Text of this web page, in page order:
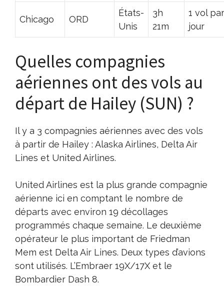
Chicago ORD
États-
Unis
3h
21m
1 vol par
jour
Quelles compagnies
aériennes ont des vols au
départ de Hailey (SUN) ?
Il y a 3 compagnies aériennes avec des vols
à partir de Hailey : Alaska Airlines, Delta Air
Lines et United Airlines.
United Airlines est la plus grande compagnie
aérienne ici en comptant le nombre de
départs avec environ 19 décollages
programmés chaque semaine. Le deuxième
opérateur le plus important de Friedman
Mem est Delta Air Lines. Deux types d’avions
sont utilisés. L’Embraer 19X/17X et le
Bombardier Dash 8.